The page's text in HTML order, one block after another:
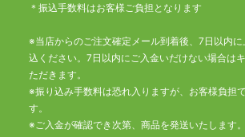
＊振込手数料はお客様ご負担となります
※当店からのご注文確定メール到着後、7日以内
込ください。7日以内にご入金いだけない場合は
ただきます。
※振り込み手数料は恐れ入りますが、お客様負担
す。
※ご入金が確認でき次第、商品を発送いたします。